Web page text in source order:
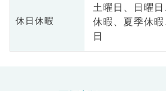
休日休暇
土曜日、日曜
休暇、夏季休
日